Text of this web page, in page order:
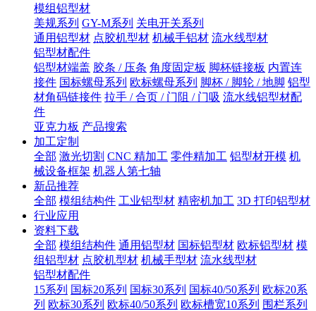
模组铝型材
美规系列 GY-M系列 关电开关系列
通用铝型材 点胶机型材 机械手铝材 流水线型材
铝型材配件
铝型材端盖 胶条 / 压条 角度固定板 脚杯链接板 内置连
接件 国标螺母系列 欧标螺母系列 脚杯 / 脚轮 / 地脚 铝型
材角码链接件 拉手 / 合页 / 门阻 / 门吸 流水线铝型材配
件
亚克力板 产品搜索
加工定制
全部 激光切割 CNC 精加工 零件精加工 铝型材开模 机
械设备框架 机器人第七轴
新品推荐
全部 模组结构件 工业铝型材 精密机加工 3D 打印铝型材
行业应用
资料下载
全部 模组结构件 通用铝型材 国标铝型材 欧标铝型材 模
组铝型材 点胶机型材 机械手型材 流水线型材
铝型材配件
15系列 国标20系列 国标30系列 国标40/50系列 欧标20系
列 欧标30系列 欧标40/50系列 欧标槽宽10系列 围栏系列